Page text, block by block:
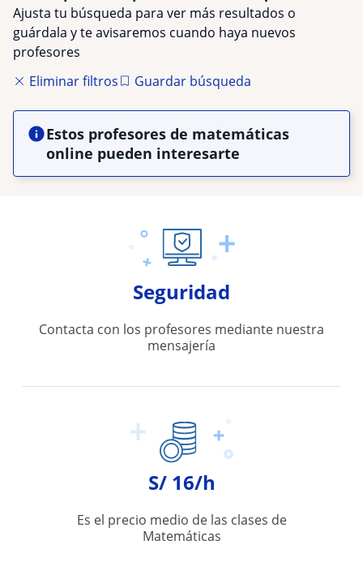
Ajusta tu búsqueda para ver más resultados o
guárdala y te avisaremos cuando haya nuevos
profesores
Eliminar filtros
Guardar búsqueda
Estos profesores de matemáticas
online pueden interesarte
Seguridad
Contacta con los profesores mediante nuestra
mensajería
S/ 16/h
Es el precio medio de las clases de
Matemáticas